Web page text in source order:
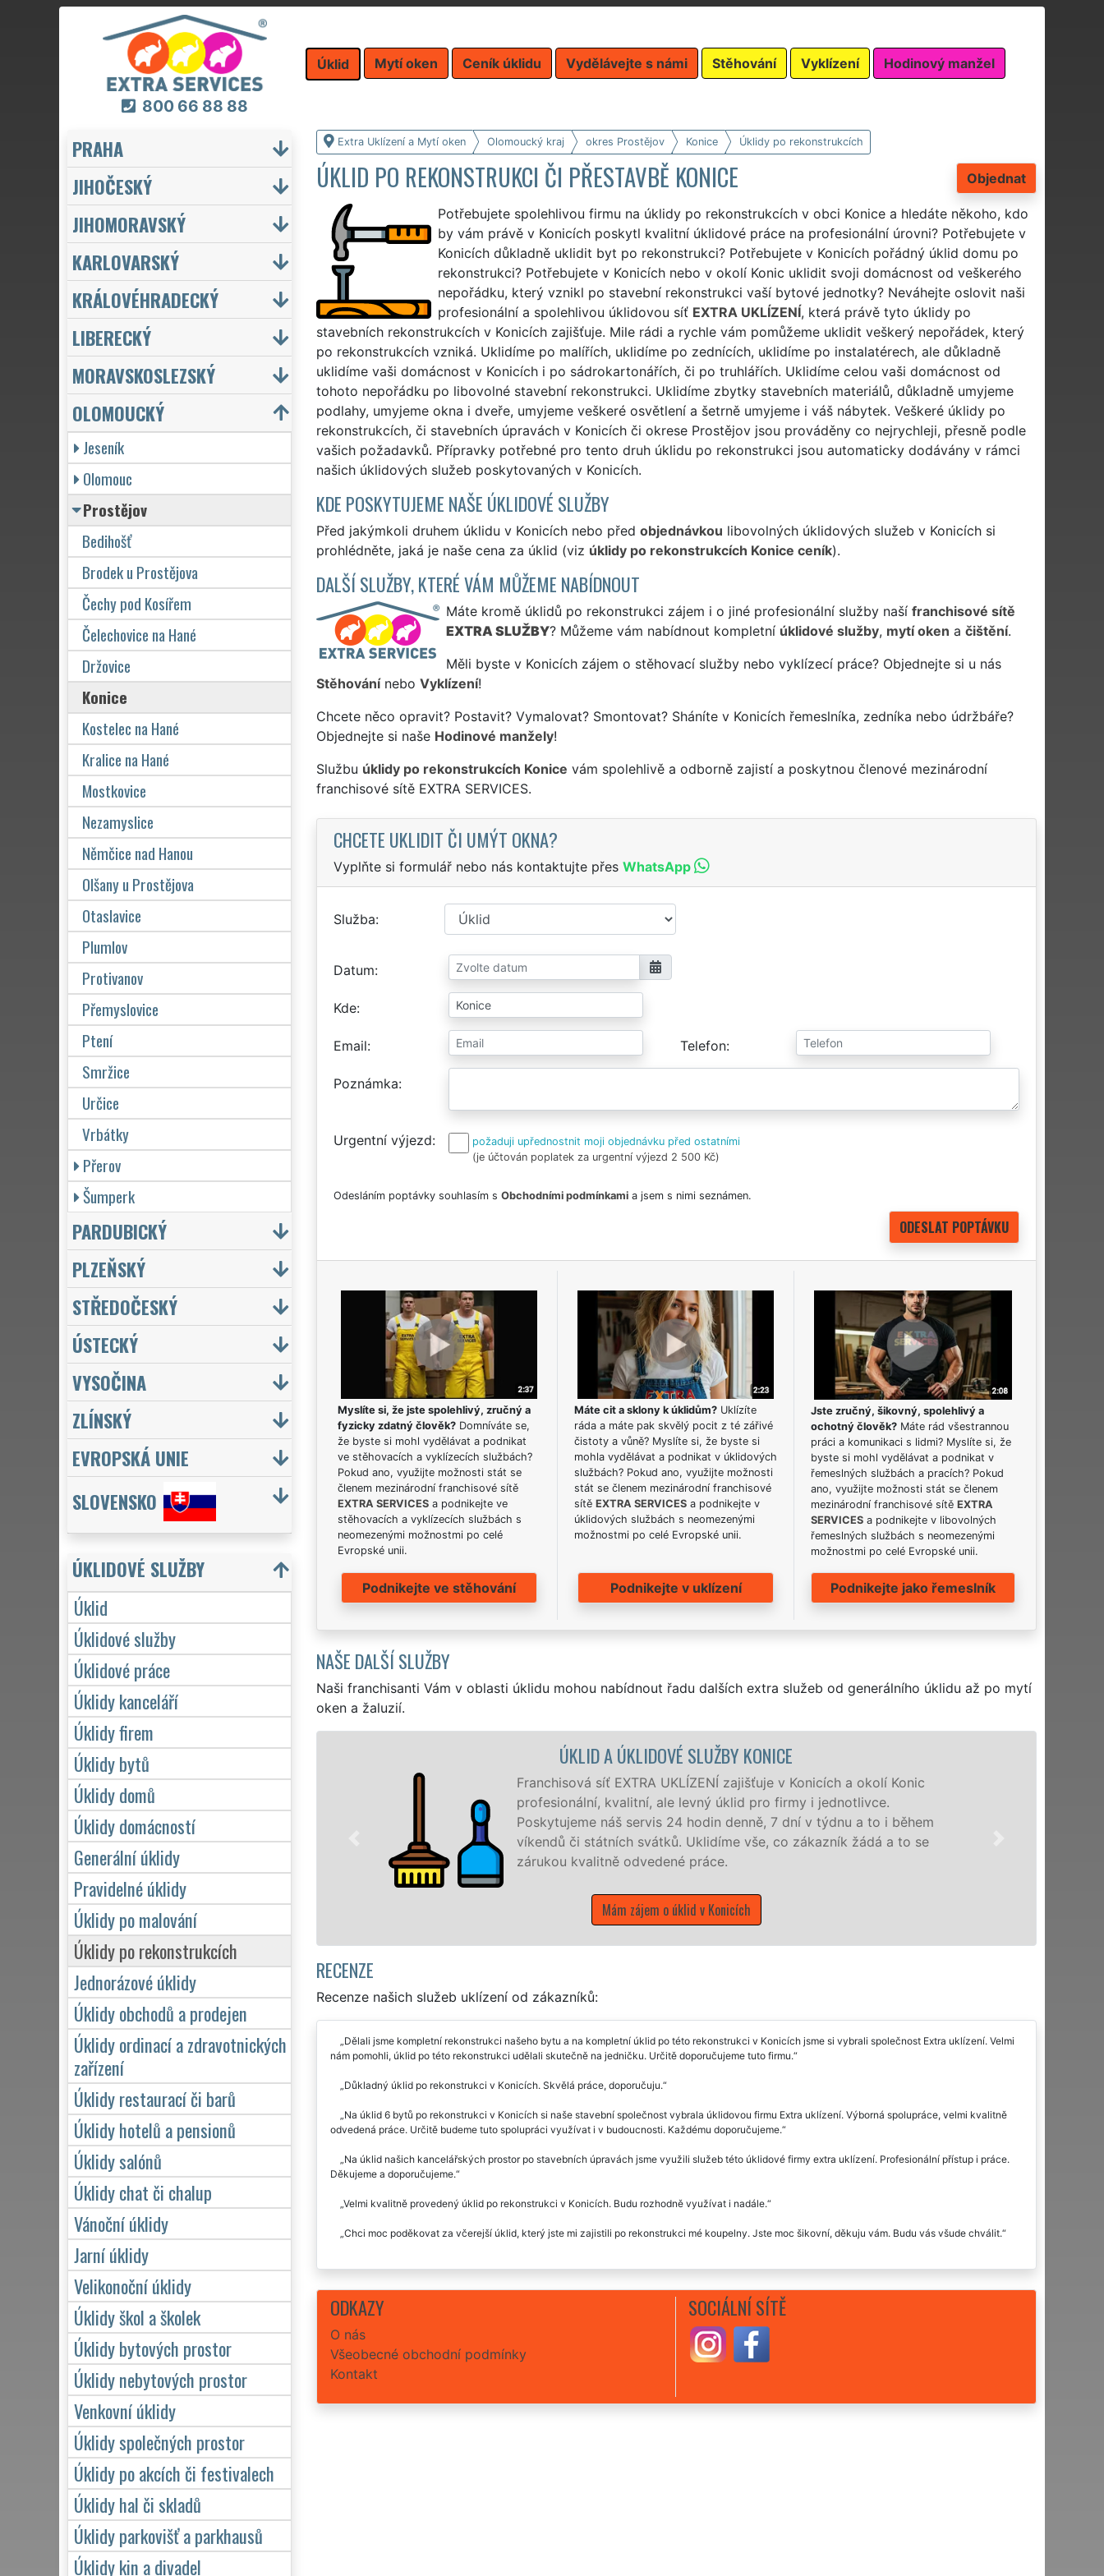
800 66 88 88
Úklid Mytí oken Ceník úklidu Vydělávejte s námi Stěhování Vyklízení Hodinový manžel
Extra Uklízení a Mytí oken Olomoucký kraj okres Prostějov Konice Úklidy po rekonstrukcích
Objednat
ÚKLID PO REKONSTRUKCI ČI PŘESTAVBĚ KONICE
Potřebujete spolehlivou firmu na úklidy po rekonstrukcích v obci Konice a hledáte někoho, kdo
by vám právě v Konicích poskytl kvalitní úklidové práce na profesionální úrovni? Potřebujete v
Konicích důkladně uklidit byt po rekonstrukci? Potřebujete v Konicích pořádný úklid domu po
rekonstrukci? Potřebujete v Konicích nebo v okolí Konic uklidit svoji domácnost od veškerého
nepořádku, který vznikl po stavební rekonstrukci vaší bytové jednotky? Neváhejte oslovit naši
profesionální a spolehlivou úklidovou síť EXTRA UKLÍZENÍ, která právě tyto úklidy po
stavebních rekonstrukcích v Konicích zajišťuje. Mile rádi a rychle vám pomůžeme uklidit veškerý nepořádek, který
po rekonstrukcích vzniká. Uklidíme po malířích, uklidíme po zednících, uklidíme po instalatérech, ale důkladně
uklidíme vaši domácnost v Konicích i po sádrokartonářích, či po truhlářích. Uklidíme celou vaši domácnost od
tohoto nepořádku po libovolné stavební rekonstrukci. Uklidíme zbytky stavebních materiálů, důkladně umyjeme
podlahy, umyjeme okna i dveře, umyjeme veškeré osvětlení a šetrně umyjeme i váš nábytek. Veškeré úklidy po
rekonstrukcích, či stavebních úpravách v Konicích či okrese Prostějov jsou prováděny co nejrychleji, přesně podle
vašich požadavků. Přípravky potřebné pro tento druh úklidu po rekonstrukci jsou automaticky dodávány v rámci
našich úklidových služeb poskytovaných v Konicích.
KDE POSKYTUJEME NAŠE ÚKLIDOVÉ SLUŽBY
Před jakýmkoli druhem úklidu v Konicích nebo před objednávkou libovolných úklidových služeb v Konicích si
prohlédněte, jaká je naše cena za úklid (viz úklidy po rekonstrukcích Konice ceník).
DALŠÍ SLUŽBY, KTERÉ VÁM MŮŽEME NABÍDNOUT
Máte kromě úklidů po rekonstrukci zájem i o jiné profesionální služby naší franchisové sítě
EXTRA SLUŽBY? Můžeme vám nabídnout kompletní úklidové služby, mytí oken a čištění.
Měli byste v Konicích zájem o stěhovací služby nebo vyklízecí práce? Objednejte si u nás
Stěhovánínebo Vyklízení!
Chcete něco opravit? Postavit? Vymalovat? Smontovat? Sháníte v Konicích řemeslníka, zedníka nebo údržbáře?
Objednejte si naše Hodinové manžely!
Službu úklidy po rekonstrukcích Konice vám spolehlivě a odborně zajistí a poskytnou členové mezinárodní
franchisové sítě EXTRA SERVICES.
CHCETE UKLIDIT ČI UMÝT OKNA?
Vyplňte si formulář nebo nás kontaktujte přes WhatsApp
Služba
Datum
Kde
Email Telefon
Poznámka
Urgentní výjezd
požaduji upřednostnit moji objednávku před ostatními
(je účtován poplatek za urgentní výjezd 2 500 Kč)
Odesláním poptávky souhlasím s Obchodními podmínkamia jsem s nimi seznámen.
Myslíte si, že jste spolehlivý, zručný a
fyzicky zdatný člověk?Domníváte se,
že byste si mohl vydělávat a podnikat
ve stěhovacích a vyklízecích službách?
Pokud ano, využijte možnosti stát se
členem mezinárodní franchisové sítě
EXTRA SERVICESa podnikejte ve
stěhovacích a vyklízecích službách s
neomezenými možnostmi po celé
Evropské unii.
Podnikejte ve stěhování
Máte cit a sklony k úklidům?Uklízíte
ráda a máte pak skvělý pocit z té zářivé
čistoty a vůně? Myslíte si, že byste si
mohla vydělávat a podnikat v úklidových
službách? Pokud ano, využijte možnosti
stát se členem mezinárodní franchisové
sítě EXTRA SERVICESa podnikejte v
úklidových službách s neomezenými
možnostmi po celé Evropské unii.
Podnikejte v uklízení
Jste zručný, šikovný, spolehlivý a
ochotný člověk? Máte rád všestrannou
práci a komunikaci s lidmi? Myslíte si, že
byste si mohl vydělávat a podnikat v
řemeslných službách a pracích? Pokud
ano, využijte možnosti stát se členem
mezinárodní franchisové sítěEXTRA
SERVICES a podnikejte v libovolných
řemeslných službách s neomezenými
možnostmi po celé Evropské unii.
Podnikejte jako řemeslník
NAŠE DALŠÍ SLUŽBY
Naši franchisanti Vám v oblasti úklidu mohou nabídnout řadu dalších extra služeb od generálního úklidu až po mytí
oken a žaluzií.
ÚKLID A ÚKLIDOVÉ SLUŽBY KONICE
Franchisová síť EXTRA UKLÍZENÍ zajišťuje v Konicích a okolí Konic
profesionální, kvalitní, ale levný úklid pro firmy i jednotlivce.
Poskytujeme náš servis 24 hodin denně, 7 dní v týdnu a to i během
víkendů či státních svátků. Uklidíme vše, co zákazník žádá a to se
zárukou kvalitně odvedené práce.
Mám zájem o úklid v Konicích
Naše společnost EXTRA UKLÍZENÍ
profesionální úklidové služby NON-
nabízíme pro všechny obchodní
domácnosti v celém Olomouckém
RECENZE
Recenze našich služeb uklízení od zákazníků:
Dělali jsme kompletní rekonstrukci našeho bytu a na kompletní úklid po této rekonstrukci v Konicích jsme si vybrali společnost Extra uklízení. Velmi
nám pomohli, úklid po této rekonstrukci udělali skutečně na jedničku. Určitě doporučujeme tuto firmu.
Důkladný úklid po rekonstrukci v Konicích. Skvělá práce, doporučuju.
Na úklid 6 bytů po rekonstrukci v Konicích si naše stavební společnost vybrala úklidovou firmu Extra uklízení. Výborná spolupráce, velmi kvalitně
odvedená práce. Určitě budeme tuto spolupráci využívat i v budoucnosti. Každému doporučujeme.
Na úklid našich kancelářských prostor po stavebních úpravách jsme využili služeb této úklidové firmy extra uklízení. Profesionální přístup i práce.
Děkujeme a doporučujeme.
Velmi kvalitně provedený úklid po rekonstrukci v Konicích. Budu rozhodně využívat i nadále.
Chci moc poděkovat za včerejší úklid, který jste mi zajistili po rekonstrukci mé koupelny. Jste moc šikovní, děkuju vám. Budu vás všude chválit.
ODKAZY
O nás
Všeobecné obchodní podmínky
Kontakt
SOCIÁLNÍ SÍTĚ
PRAHA
JIHOČESKÝ
JIHOMORAVSKÝ
KARLOVARSKÝ
KRÁLOVÉHRADECKÝ
LIBERECKÝ
MORAVSKOSLEZSKÝ
OLOMOUCKÝ
Jeseník
Olomouc
Prostějov
Bedihošť
Brodek u Prostějova
Čechy pod Kosířem
Čelechovice na Hané
Držovice
Konice
Kostelec na Hané
Kralice na Hané
Mostkovice
Nezamyslice
Němčice nad Hanou
Olšany u Prostějova
Otaslavice
Plumlov
Protivanov
Přemyslovice
Ptení
Smržice
Určice
Vrbátky
Přerov
Šumperk
PARDUBICKÝ
PLZEŇSKÝ
STŘEDOČESKÝ
ÚSTECKÝ
VYSOČINA
ZLÍNSKÝ
EVROPSKÁ UNIE
SLOVENSKO
ÚKLIDOVÉ SLUŽBY
Úklid
Úklidové služby
Úklidové práce
Úklidy kanceláří
Úklidy firem
Úklidy bytů
Úklidy domů
Úklidy domácností
Generální úklidy
Pravidelné úklidy
Úklidy po malování
Úklidy po rekonstrukcích
Jednorázové úklidy
Úklidy obchodů a prodejen
Úklidy ordinací a zdravotnických
zařízení
Úklidy restaurací či barů
Úklidy hotelů a pensionů
Úklidy salónů
Úklidy chat či chalup
Vánoční úklidy
Jarní úklidy
Velikonoční úklidy
Úklidy škol a školek
Úklidy bytových prostor
Úklidy nebytových prostor
Venkovní úklidy
Úklidy společných prostor
Úklidy po akcích či festivalech
Úklidy hal či skladů
Úklidy parkovišť a parkhausů
Úklidy kin a divadel